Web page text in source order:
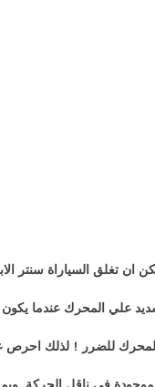
ان تغلق السياراة سنتر
علي المحرك عندما
للضرر ! لذلك احرص
في ناقل الحركة.